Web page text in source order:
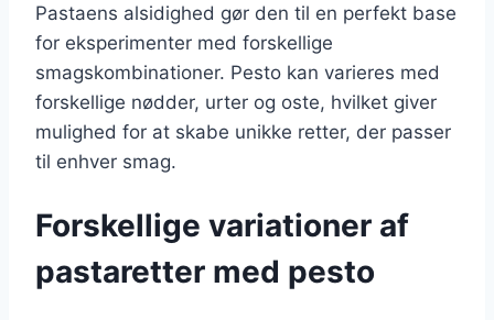
Pastaens alsidighed gør den til en perfekt base
for eksperimenter med forskellige
smagskombinationer. Pesto kan varieres med
forskellige nødder, urter og oste, hvilket giver
mulighed for at skabe unikke retter, der passer
til enhver smag.
Forskellige variationer af
pastaretter med pesto